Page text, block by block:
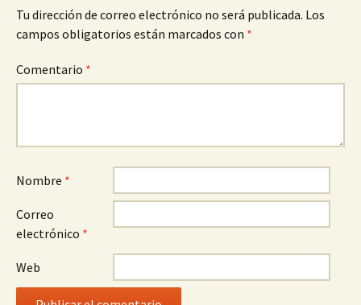
Tu dirección de correo electrónico no será publicada. Los
campos obligatorios están marcados con *
Comentario *
Nombre *
Correo
electrónico *
Web